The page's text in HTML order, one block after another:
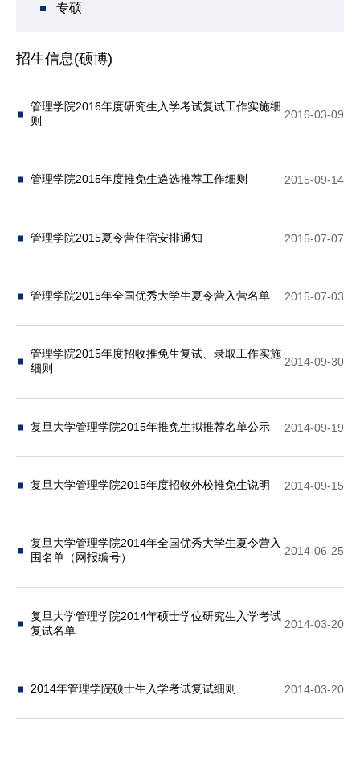
专硕
招生信息(硕博)
管理学院2016年度研究生入学考试复试工作实施细
则
2016-03-09
管理学院2015年度推免生遴选推荐工作细则 2015-09-14
管理学院2015夏令营住宿安排通知 2015-07-07
管理学院2015年全国优秀大学生夏令营入营名单 2015-07-03
管理学院2015年度招收推免生复试、录取工作实施
细则
2014-09-30
复旦大学管理学院2015年推免生拟推荐名单公示 2014-09-19
复旦大学管理学院2015年度招收外校推免生说明 2014-09-15
复旦大学管理学院2014年全国优秀大学生夏令营入
围名单（网报编号）
2014-06-25
复旦大学管理学院2014年硕士学位研究生入学考试
复试名单
2014-03-20
2014年管理学院硕士生入学考试复试细则 2014-03-20